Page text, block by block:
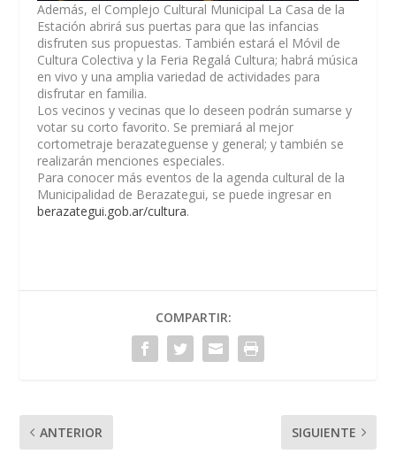
Además, el Complejo Cultural Municipal La Casa de la
Estación abrirá sus puertas para que las infancias
disfruten sus propuestas. También estará el Móvil de
Cultura Colectiva y la Feria Regalá Cultura; habrá música
en vivo y una amplia variedad de actividades para
disfrutar en familia.
Los vecinos y vecinas que lo deseen podrán sumarse y
votar su corto favorito. Se premiará al mejor
cortometraje berazateguense y general; y también se
realizarán menciones especiales.
Para conocer más eventos de la agenda cultural de la
Municipalidad de Berazategui, se puede ingresar en
berazategui.gob.ar/cultura.
COMPARTIR:
ANTERIOR SIGUIENTE